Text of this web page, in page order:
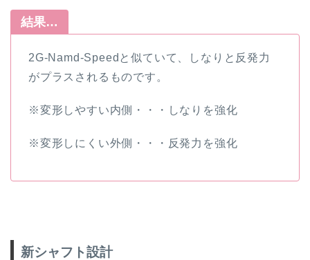
結果…
2G-Namd-Speedと似ていて、しなりと反発力
がプラスされるものです。
※変形しやすい内側・・・しなりを強化
※変形しにくい外側・・・反発力を強化
新シャフト設計